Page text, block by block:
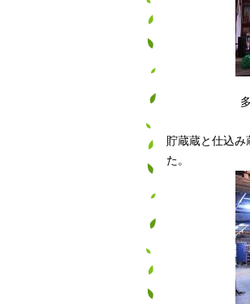
貯蔵蔵と仕込み
た。